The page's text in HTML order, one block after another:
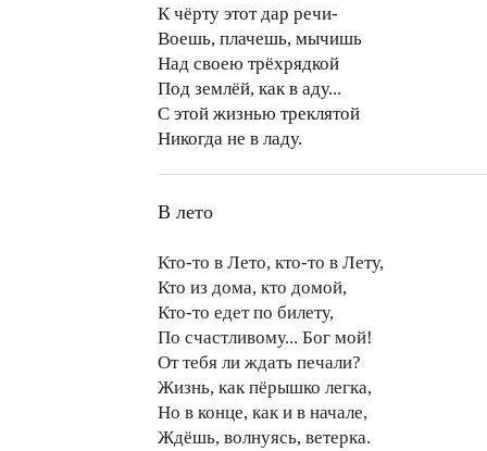
К чёрту этот дар речи-
Воешь, плачешь, мычишь
Над своею трёхрядкой
Под землёй, как в аду...
С этой жизнью треклятой
Никогда не в ладу.
В лето
Кто-то в Лето, кто-то в Лету,
Кто из дома, кто домой,
Кто-то едет по билету,
По счастливому... Бог мой!
От тебя ли ждать печали?
Жизнь, как пёрышко легка,
Но в конце, как и в начале,
Ждёшь, волнуясь, ветерка.